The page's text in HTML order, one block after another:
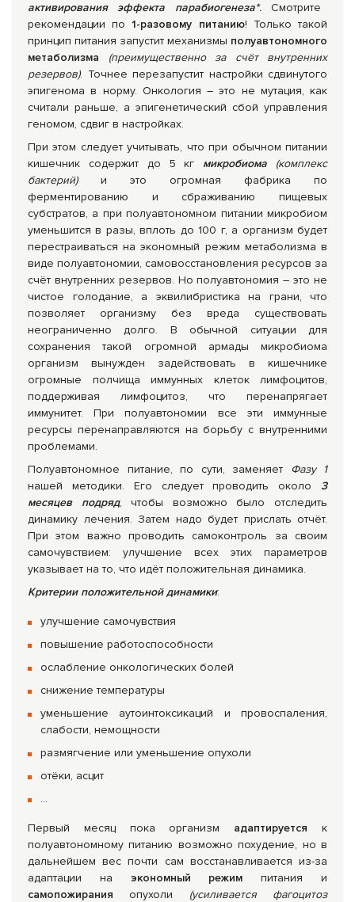
активирования эффекта парабиогенеза*.Смотрите
рекомендации по1-разовому питанию! Только такой
принцип питания запустит механизмы полуавтономного
метаболизма (преимущественно за счёт внутренних
резервов). Точнее перезапустит настройки сдвинутого
эпигенома в норму. Онкология – это не мутация, как
считали раньше, а эпигенетический сбой управления
геномом, сдвиг в настройках.
При этом следует учитывать, что при обычном питании
кишечник содержит до 5 кг микробиома
(комплекс
бактерий)и это огромная фабрика по
ферментированию и сбраживанию пищевых
субстратов, а при полуавтономном питании микробиом
уменьшится в разы, вплоть до 100 г, а организм будет
перестраиваться на экономный режим метаболизма в
виде полуавтономии, самовосстановления ресурсов за
счёт внутренних резервов. Но полуавтономия – это не
чистое голодание, а эквилибристика на грани, что
позволяет организму без вреда существовать
неограниченно долго. В обычной ситуации для
сохранения такой огромной армады микробиома
организм вынужден задействовать в кишечнике
огромные полчища иммунных клеток лимфоцитов,
поддерживая лимфоцитоз, что перенапрягает
иммунитет. При полуавтономии все эти иммунные
ресурсы перенаправляются на борьбу с внутренними
проблемами.
Полуавтономное питание, по сути, заменяет Фазу 1
нашей методики. Его следует проводить около 3
месяцев подряд, чтобы возможно было отследить
динамику лечения. Затем надо будет прислать отчёт.
При этом важно проводить самоконтроль за своим
самочувствием: улучшение всех этих параметров
указывает на то, что идёт положительная динамика.
Критерии положительной динамики:
улучшение самочувствия
повышение работоспособности
ослабление онкологических болей
снижение температуры
уменьшение аутоинтоксикаций и провоспаления,
слабости, немощности
размягчение или уменьшение опухоли
отёки, асцит
…
Первый месяц пока организм адаптируется к
полуавтономному питанию возможно похудение, но в
дальнейшем вес почти сам восстанавливается из-за
адаптации на экономный режим питания и
самопожирания опухоли (усиливается фагоцитоз